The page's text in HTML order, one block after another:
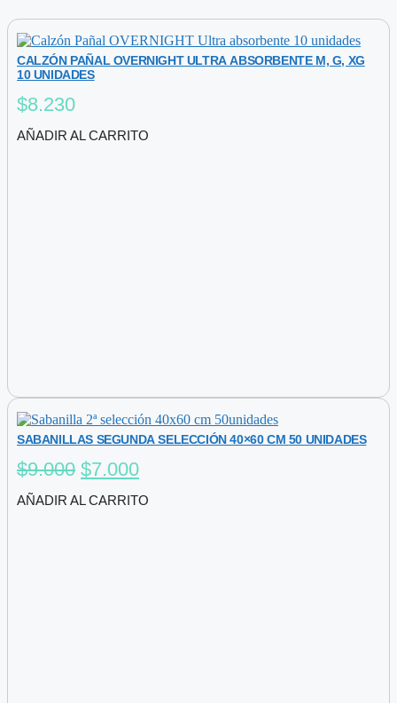
CALZÓN PAÑAL OVERNIGHT ULTRA ABSORBENTE M, G, XG
10 UNIDADES
$8.230
AÑADIR AL CARRITO
SABANILLAS SEGUNDA SELECCIÓN 40×60 CM 50 UNIDADES
$9.000 El
precio
$7.000El
precio
AÑADIR AL CARRITO